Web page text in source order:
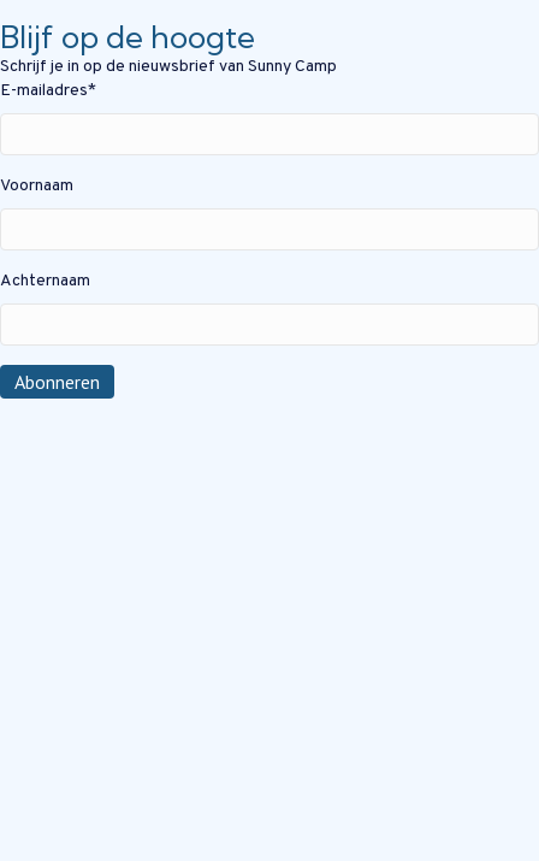
Blijf op de hoogte
Schrijf je in op de nieuwsbrief van Sunny Camp
E-mailadres*
Voornaam
Achternaam
Abonneren